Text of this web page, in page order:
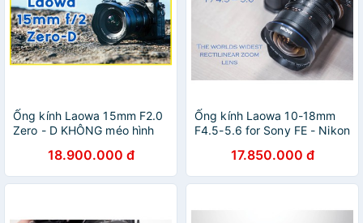
Ống kính Laowa 15mm F2.0
Zero - D KHÔNG méo hình
FE, Canon R và Nikon Z
18.900.000 đ
Ống kính Laowa 10-18mm
F4.5-5.6 for Sony FE - Nikon
rộng nhất thế giới
17.850.000 đ